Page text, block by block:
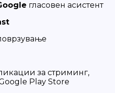
гласовен асистент
за стриминг,
Play Store